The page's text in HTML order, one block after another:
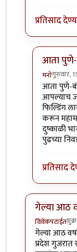
प्रतिसाद
आता पुणे-
मनोगुरुवार,
In reply
आता पुणे-
आपल्याच
फिल्डिंग
करून
दुष्काळी
पुढच्या
प्रतिसाद
गेल्या आठ
विवेकपटाईत
In reply to
गेल्या आठ
प्रदेश गुजरात